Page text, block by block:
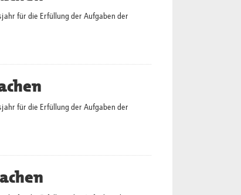
für die Erfüllung der Aufgaben der
für die Erfüllung der Aufgaben der